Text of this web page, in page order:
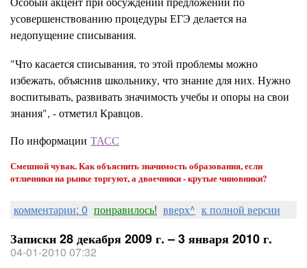
усовершенствованию процедуры ЕГЭ делается на
недопущение списывания.
"Что касается списывания, то этой проблемы можно
избежать, объяснив школьнику, что знание для них. Нужно
воспитывать, развивать значимость учебы и опоры на свои
знания", - отметил Кравцов.
По информации ТАСС
Смешной чувак. Как объяснить значимость образования, если
отличники на рынке торгуют, а двоечники - крутые чиновники?
комментарии: 0 понравилось! вверх^ к полной версии
Записки 28 декабря 2009 г. – 3 января 2010 г.
04-01-2010 07:32